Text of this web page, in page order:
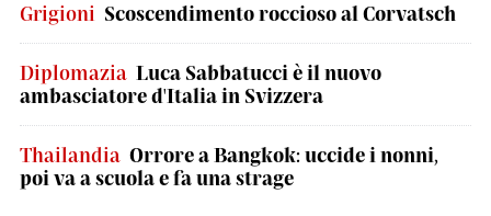
Grigioni Scoscendimento roccioso al Corvatsch
Diplomazia Luca Sabbatucci è il nuovo
ambasciatore d'Italia in Svizzera
Thailandia Orrore a Bangkok: uccide i nonni,
poi va a scuola e fa una strage